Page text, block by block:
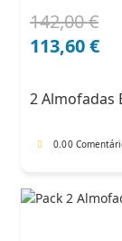
142,00€
O
preço
142,00 €.
113,60€
O
preço
113,60 €.
2 Almofadas
0.00